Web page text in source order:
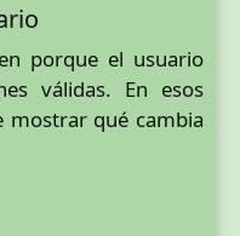
porque el usuario
válidas. En esos
mostrar qué cambia